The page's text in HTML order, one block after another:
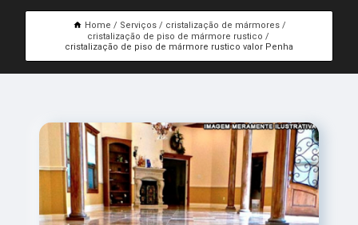
Home Serviços
cristalização de mármores
cristalização de piso de mármore rustico
cristalização de piso de mármore rustico valor Penha